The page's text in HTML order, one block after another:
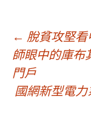
文
章
導
← 脫貧攻堅
師眼中的庫布
門戶
國網新型電力